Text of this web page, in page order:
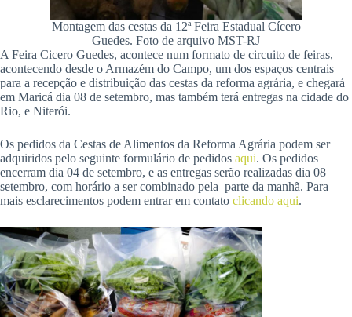
Montagem das cestas da 12ª Feira Estadual Cícero
Guedes. Foto de arquivo MST-RJ
A Feira Cicero Guedes, acontece num formato de circuito de feiras,
acontecendo desde o Armazém do Campo, um dos espaços centrais
para a recepção e distribuição das cestas da reforma agrária, e chegará
em Maricá dia 08 de setembro, mas também terá entregas na cidade do
Rio, e Niterói.
Os pedidos da Cestas de Alimentos da Reforma Agrária podem ser
adquiridos pelo seguinte formulário de pedidos aqui. Os pedidos
encerram dia 04 de setembro, e as entregas serão realizadas dia 08
setembro, com horário a ser combinado pela parte da manhã. Para
mais esclarecimentos podem entrar em contato clicando aqui.